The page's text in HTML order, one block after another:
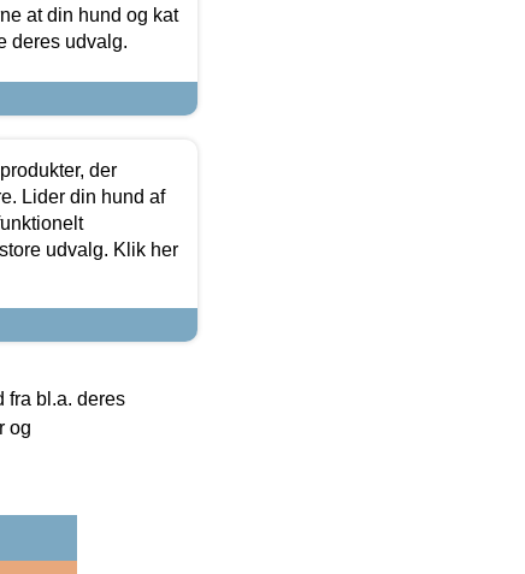
at din hund og kat
deres udvalg.
der
Lider din hund af
udvalg. Klik her
fra bl.a. deres
og